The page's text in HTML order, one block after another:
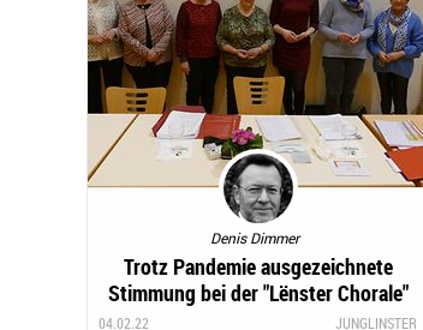
Denis Dimmer
Trotz Pandemie ausgezeichnete
Stimmung bei der "Lënster Chorale"
04.02.22 JUNGLINSTER